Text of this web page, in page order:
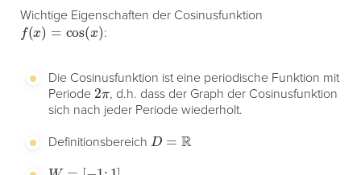
Wichtige Eigenschaften der Cosinusfunktion
f(x)=cos( x) :
Die Cosinusfunktion ist eine periodische Funktion mit
Periode 2π, d.h. dass der Graph der Cosinusfunktion
sich nach jeder Periode wiederholt.
Definitionsbereich D=
W= ;